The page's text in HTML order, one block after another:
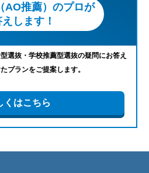
AO推薦）のプロが
します！
選抜・学校推薦型選抜の疑問にお答え
プランをご提案します。
くはこちら